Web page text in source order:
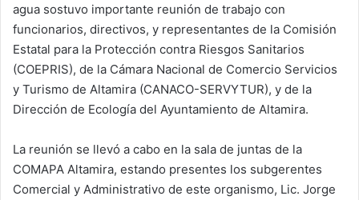
agua sostuvo importante reunión de trabajo con
funcionarios, directivos, y representantes de la Comisión
Estatal para la Protección contra Riesgos Sanitarios
(COEPRIS), de la Cámara Nacional de Comercio Servicios
y Turismo de Altamira (CANACO-SERVYTUR), y de la
Dirección de Ecología del Ayuntamiento de Altamira.
La reunión se llevó a cabo en la sala de juntas de la
COMAPA Altamira, estando presentes los subgerentes
Comercial y Administrativo de este organismo, Lic. Jorge